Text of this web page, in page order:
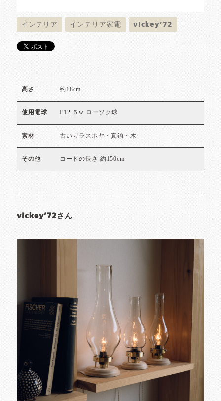
インテリア インテリア家電 vickey’72
高さ 約18cm
使用電球 E12 ５w ローソク球
素材 古いガラスホヤ・真鍮・木
その他 コードの長さ 約150cm
vickey’72さん